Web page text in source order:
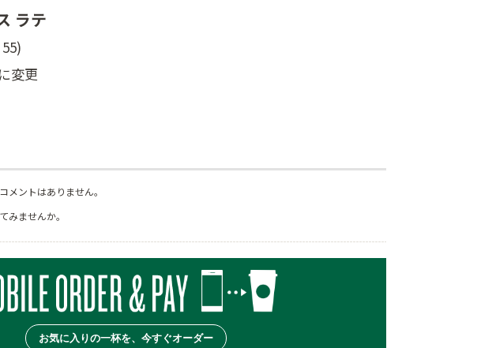
ラテ
変更
メントはありません。
みませんか。
お気に入りの一杯を、今すぐオーダー